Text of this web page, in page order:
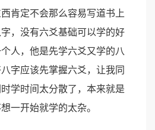
定不会那么容易写道书上
，没有六爻基础可以学的好
人，他是先学六爻又学的八
字应该先掌握六爻，让我同
学时间太分散了，本来就是
一开始就学的太杂。